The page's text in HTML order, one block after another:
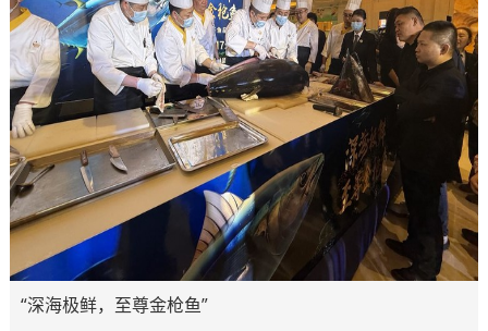
“深海极鲜，至尊金枪鱼”